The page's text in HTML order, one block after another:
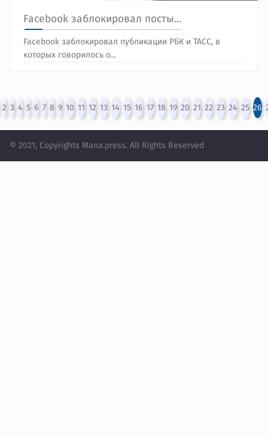
Facebook заблокировал посты...
Facebook заблокировал публикации РБК и ТАСС, в
которых говорилось о...
2 3 4 5 6 7 8 9 10 11 12 13 14 15 16 17 18 19 20 21 22 23 24 25 26
© 2021, Copyrights Mana.press. All Rights Reserved